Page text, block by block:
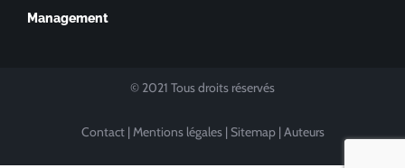
Management
© 2021 Tous droits réservés
Contact|Mentions légales| Sitemap|Auteurs